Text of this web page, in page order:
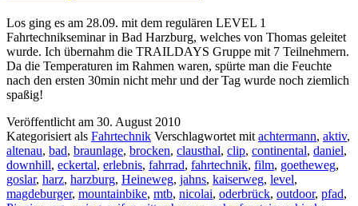
Los ging es am 28.09. mit dem regulären LEVEL 1
Fahrtechnikseminar in Bad Harzburg, welches von Thomas geleitet
wurde. Ich übernahm die TRAILDAYS Gruppe mit 7 Teilnehmern.
Da die Temperaturen im Rahmen waren, spürte man die Feuchte
nach den ersten 30min nicht mehr und der Tag wurde noch ziemlich
spaßig!
Veröffentlicht am 30. August 2010
Kategorisiert als Fahrtechnik Verschlagwortet mit achtermann, aktiv,
altenau, bad, braunlage, brocken, clausthal, clip, continental, daniel,
downhill, eckertal, erlebnis, fahrrad, fahrtechnik, film, goetheweg,
goslar, harz, harzburg, Heineweg, jahns, kaiserweg, level,
magdeburger, mountainbike, mtb, nicolai, oderbrück, outdoor, pfad,